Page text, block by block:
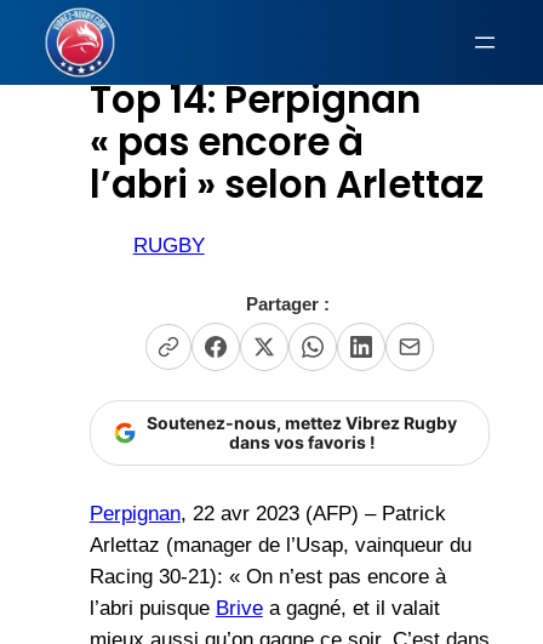
Aller
contenu Top 14: Perpignan
« pas encore à
l’abri » selon Arlettaz
RUGBY
Partager :
Soutenez-nous, mettez Vibrez Rugby
dans vos favoris !
Perpignan, 22 avr 2023 (AFP) – Patrick
Arlettaz (manager de l’Usap, vainqueur du
Racing 30-21): « On n’est pas encore à
l’abri puisque Brivea gagné, et il valait
mieux aussi qu’on gagne ce soir. C’est dans